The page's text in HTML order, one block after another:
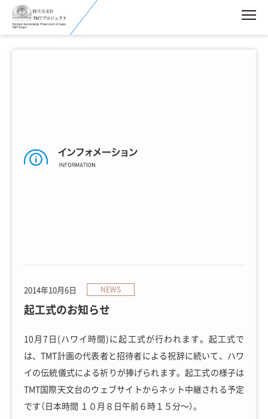
起工式のお知らせ
2014年10月6日 NEWS
10月7日(ハワイ時間)に起工式が行われます。起工式で
は、TMT計画の代表者と招待者による祝辞に続いて、ハワ
イの伝統儀式による祈りが捧げられます。起工式の様子は
TMT国際天文台のウェブサイトからネット中継される予定
です（日本時間 １０月８日午前６時１５分～）。